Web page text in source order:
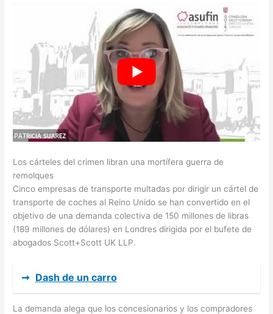
Los cárteles del crimen libran una mortífera guerra de
remolques
Cinco empresas de transporte multadas por dirigir un cártel de
transporte de coches al Reino Unido se han convertido en el
objetivo de una demanda colectiva de 150 millones de libras
(189 millones de dólares) en Londres dirigida por el bufete de
abogados Scott+Scott UK LLP.
➞ Dash de un carro
La demanda alega que los concesionarios y los compradores